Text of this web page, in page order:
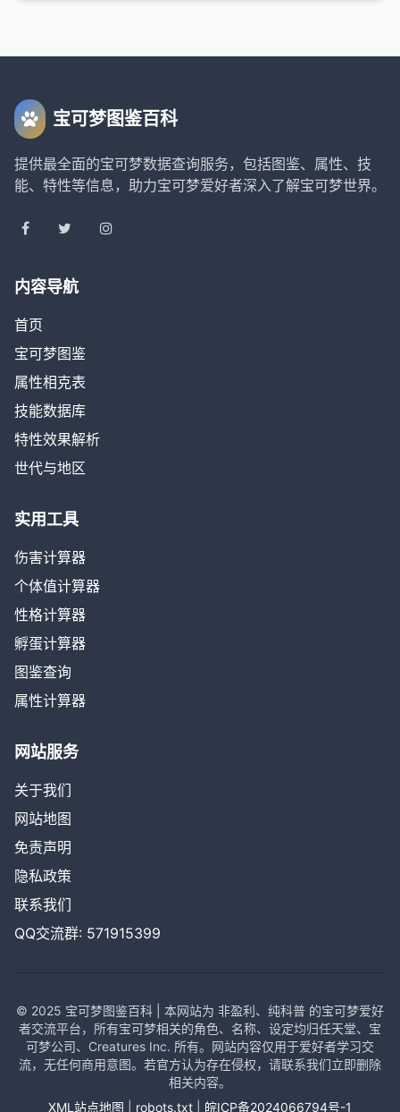
宝可梦图鉴百科
提供最全面的宝可梦数据查询服务，包括图鉴、属性、技
能、特性等信息，助力宝可梦爱好者深入了解宝可梦世界。
内容导航
首页
宝可梦图鉴
属性相克表
技能数据库
特性效果解析
世代与地区
实用工具
伤害计算器
个体值计算器
性格计算器
孵蛋计算器
图鉴查询
属性计算器
网站服务
关于我们
网站地图
免责声明
隐私政策
联系我们
QQ交流群: 571915399
© 2025 宝可梦图鉴百科 | 本网站为 非盈利、纯科普 的宝可梦爱好
者交流平台，所有宝可梦相关的角色、名称、设定均归任天堂、宝
可梦公司、Creatures Inc. 所有。网站内容仅用于爱好者学习交
流，无任何商用意图。若官方认为存在侵权，请联系我们立即删除
相关内容。
XML站点地图
robots.txt 皖ICP备2024066794号-1